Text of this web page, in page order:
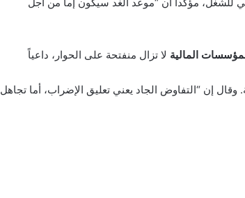
المالية لا تزال منفتحة على الحوار، داعياً
إن “التفاوض الجاد يعني تعليق الإضراب، أما تجاهل